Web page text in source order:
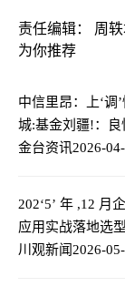
责任编辑： 周
为你推荐
中信里昂：上‘调
城:基金刘疆!：
金台资讯2026-
202‘5’ 年 ,12 月
应用实战落地选
川观新闻2026-